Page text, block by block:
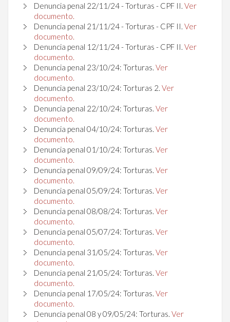
Denuncia penal 22/11/24 - Torturas - CPF II. Ver
documento.
Denuncia penal 21/11/24 - Torturas - CPF II. Ver
documento.
Denuncia penal 12/11/24 - Torturas - CPF II. Ver
documento.
Denuncia penal 23/10/24: Torturas. Ver
documento.
Denuncia penal 23/10/24: Torturas 2. Ver
documento.
Denuncia penal 22/10/24: Torturas. Ver
documento.
Denuncia penal 04/10/24: Torturas. Ver
documento.
Denuncia penal 01/10/24: Torturas. Ver
documento.
Denuncia penal 09/09/24: Torturas. Ver
documento.
Denuncia penal 05/09/24: Torturas. Ver
documento.
Denuncia penal 08/08/24: Torturas. Ver
documento.
Denuncia penal 05/07/24: Torturas. Ver
documento.
Denuncia penal 31 /05/24: Torturas. Ver
documento.
Denuncia penal 21 /05/24: Torturas. Ver
documento.
Denuncia penal 17/05/24: Torturas. Ver
documento.
Denuncia penal 08 y 09/05/24: Torturas. Ver